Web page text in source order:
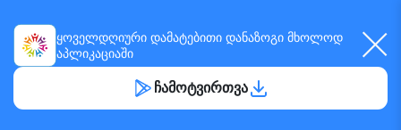
ყოველდღიური დამატებითი დანაზოგი მხოლოდ
აპლიკაციაში
ჩამოტვირთვა